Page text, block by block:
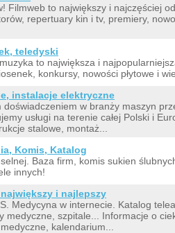
Filmweb to największy i najczęściej
repertuary kin i tv, premiery,
teledyski
to największa i
konkursy, nowości płytowe i
instalacje elektryczne
w branży maszyn
usługi na terenie całej Polski i
stalowe, montaż...
Komis, Katalog
Baza firm, komis sukien
innych!
i najlepszy
Medycyna w internecie. Katalog
medyczne, szpitale... Informacje o
kalendarium...